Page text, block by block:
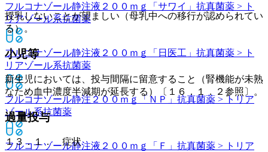
フルコナゾール静注液２００ｍｇ「サワイ」 抗真菌薬 > ト
リアゾール系抗菌薬
フルコナゾール静注液２００ｍｇ「日医工」 抗真菌薬 > ト
リアゾール系抗菌薬
フルコナゾール静注２００ｍｇ「ＮＰ」 抗真菌薬 > トリア
ゾール系抗菌薬
フルコナゾール静注液２００ｍｇ「Ｆ」 抗真菌薬 > トリア
授乳しないことが望ましい（母乳中への移行が認められてい
る）。
小児等
新生児においては、投与間隔に留意すること（腎機能が未熟
なため血中濃度半減期が延長する）〔１６．１．２参照〕。
過量投与
１３．１． 症状